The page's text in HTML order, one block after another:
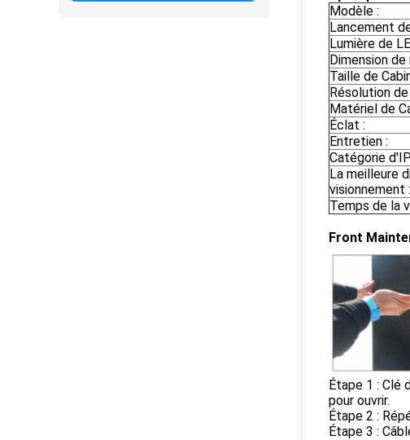
Modèle :
Lancement
Lumière de
Dimension de
Taille de
Résolution
Matériel de
Éclat :
Entretien :
Catégorie
La meilleure
visionnement :
Temps de la
Front
Étape 1 : Clé
pour ouvrir.
Étape 2 :
Étape 3 :